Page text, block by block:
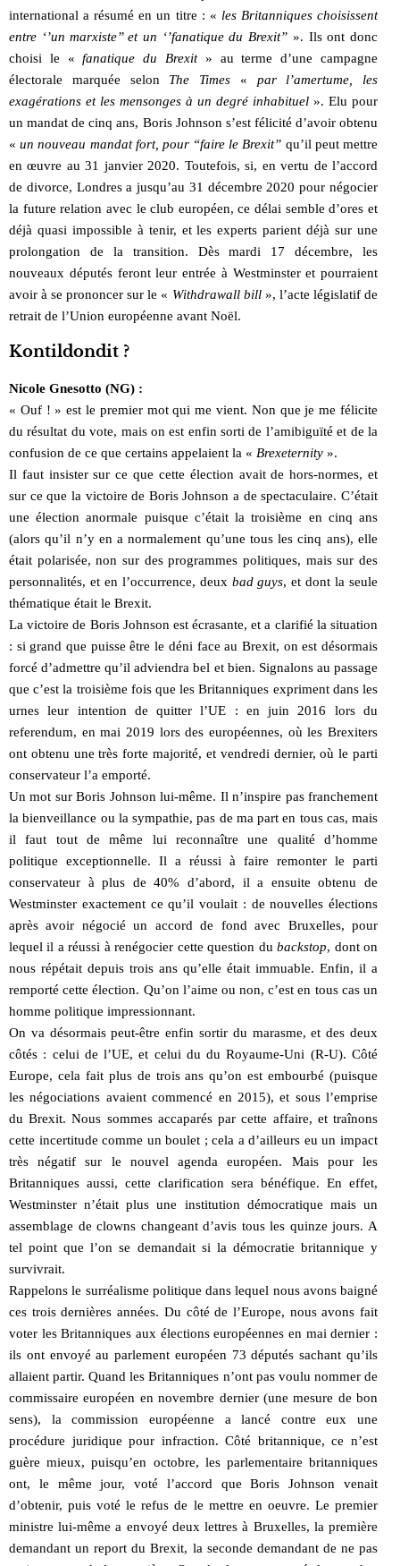
international a résumé en un titre : « les Britanniques choisissent
entre ‘’un marxiste’’ et un ‘’fanatique du Brexit’’ ». Ils ont donc
choisi le «fanatique du Brexit» au terme d’une campagne
électorale marquée selon The Times « par l’amertume, les
exagérations et les mensonges à un degré inhabituel ». Elu pour
un mandat de cinq ans, Boris Johnson s’est félicité d’avoir obtenu
«un nouveau mandat fort, pour “faire le Brexit” qu’il peut mettre
en œuvre au 31 janvier 2020. Toutefois, si, en vertu de l’accord
de divorce, Londres a jusqu’au 31 décembre 2020 pour négocier
la future relation avec le club européen, ce délai semble d’ores et
déjà quasi impossible à tenir, et les experts parient déjà sur une
prolongation de la transition. Dès mardi 17 décembre, les
nouveaux députés feront leur entrée à Westminster et pourraient
avoir à se prononcer sur le « Withdrawall bill», l’acte législatif de
retrait de l’Union européenne avant Noël.
Kontildondit ?
Nicole Gnesotto (NG) :
« Ouf ! » est le premier mot qui me vient. Non que je me félicite
du résultat du vote, mais on est enfin sorti de l’amibiguïté et de la
confusion de ce que certains appelaient la « Brexeternity ».
Il faut insister sur ce que cette élection avait de hors-normes, et
sur ce que la victoire de Boris Johnson a de spectaculaire. C’était
une élection anormale puisque c’était la troisième en cinq ans
(alors qu’il n’y en a normalement qu’une tous les cinq ans), elle
était polarisée, non sur des programmes politiques, mais sur des
personnalités, et en l’occurrence, deux bad guys, et dont la seule
thématique était le Brexit.
La victoire de Boris Johnson est écrasante, et a clarifié la situation
: si grand que puisse être le déni face au Brexit, on est désormais
forcé d’admettre qu’il adviendra bel et bien. Signalons au passage
que c’est la troisième fois que les Britanniques expriment dans les
urnes leur intention de quitter l’UE : en juin 2016 lors du
referendum, en mai 2019 lors des européennes, où les Brexiters
ont obtenu une très forte majorité, et vendredi dernier, où le parti
conservateur l’a emporté.
Un mot sur Boris Johnson lui-même. Il n’inspire pas franchement
la bienveillance ou la sympathie, pas de ma part en tous cas, mais
il faut tout de même lui reconnaître une qualité d’homme
politique exceptionnelle. Il a réussi à faire remonter le parti
conservateur à plus de 40% d’abord, il a ensuite obtenu de
Westminster exactement ce qu’il voulait : de nouvelles élections
après avoir négocié un accord de fond avec Bruxelles, pour
lequel il a réussi à renégocier cette question dubackstop, dont on
nous répétait depuis trois ans qu’elle était immuable. Enfin, il a
remporté cette élection. Qu’on l’aime ou non, c’est en tous cas un
homme politique impressionnant.
On va désormais peut-être enfin sortir du marasme, et des deux
côtés : celui de l’UE, et celui du du Royaume-Uni (R-U). Côté
Europe, cela fait plus de trois ans qu’on est embourbé (puisque
les négociations avaient commencé en 2015), et sous l’emprise
du Brexit. Nous sommes accaparés par cette affaire, et traînons
cette incertitude comme un boulet ; cela a d’ailleurs eu un impact
très négatif sur le nouvel agenda européen. Mais pour les
Britanniques aussi, cette clarification sera bénéfique. En effet,
Westminster n’était plus une institution démocratique mais un
assemblage de clowns changeant d’avis tous les quinze jours. A
tel point que l’on se demandait si la démocratie britannique y
survivrait.
Rappelons le surréalisme politique dans lequel nous avons baigné
ces trois dernières années. Du côté de l’Europe, nous avons fait
voter les Britanniques aux élections européennes en mai dernier :
ils ont envoyé au parlement européen 73 députés sachant qu’ils
allaient partir. Quand les Britanniques n’ont pas voulu nommer de
commissaire européen en novembre dernier (une mesure de bon
sens), la commission européenne a lancé contre eux une
procédure juridique pour infraction. Côté britannique, ce n’est
guère mieux, puisqu’en octobre, les parlementaire britanniques
ont, le même jour, voté l’accord que Boris Johnson venait
d’obtenir, puis voté le refus de le mettre en oeuvre. Le premier
ministre lui-même a envoyé deux lettres à Bruxelles, la première
demandant un report du Brexit, la seconde demandant de ne pas